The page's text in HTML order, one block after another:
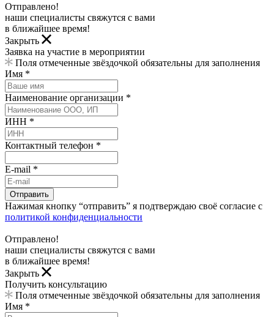
Отправлено!
наши специалисты свяжутся с вами
в ближайшее время!
Закрыть
Заявка на участие в мероприятии
Поля отмеченные звёздочкой обязательны для заполнения
Имя *
Наименование организации *
ИНН *
Контактный телефон *
E-mail *
Отправить
Нажимая кнопку “отправить” я подтверждаю своё согласие с
политикой конфиденциальности
Отправлено!
наши специалисты свяжутся с вами
в ближайшее время!
Закрыть
Получить консультацию
Поля отмеченные звёздочкой обязательны для заполнения
Имя *